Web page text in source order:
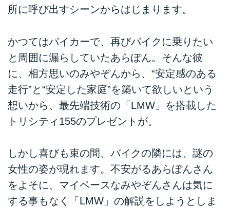
所に呼び出すシーンからはじまります。
かつてはバイカーで、再びバイクに乗りたい
と周囲に漏らしていたあらぽん。そんな彼
に、相方思いのみやぞんから、“安定感のある
走行”と“安定した家庭”を築いて欲しいという
想いから、最先端技術の「LMW」を搭載した
トリシティ155のプレゼントが。
しかし喜びも束の間、バイクの隣には、謎の
女性の姿が現れます。不安がるあらぽんさん
をよそに、マイペースなみやぞんさんは気に
する事もなく「LMW」の解説をしようとしま